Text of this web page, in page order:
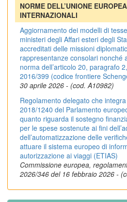
NORME DELL’UNIONE
INTERNAZIONALI
Aggiornamento dei modelli di
ministeri degli Affari esteri degli
accreditati delle missioni
rappresentanze consolari nonché
norma dell’articolo 20, paragrafo
2016/399 (codice frontiere
30 aprile 2026 - (cod. A10982)
Regolamento delegato che
2018/1240 del Parlamento
quanto riguarda il sostegno
per le spese sostenute ai fini
dell’automatizzazione delle
attuare il sistema europeo di
autorizzazione ai viaggi (ETIAS)
Commissione europea,
2026/346 del 16 febbraio 2026 -